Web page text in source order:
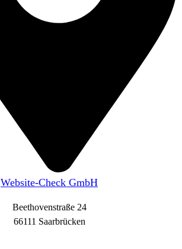
Website-Check GmbH
Beethovenstraße 24
66111 Saarbrücken